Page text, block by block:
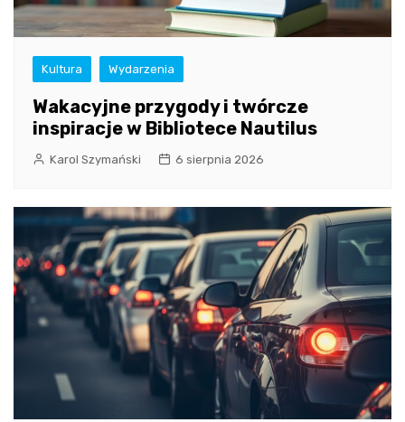
Kultura Wydarzenia
Wakacyjne przygody i twórcze
inspiracje w Bibliotece Nautilus
Karol Szymański 6 sierpnia 2026